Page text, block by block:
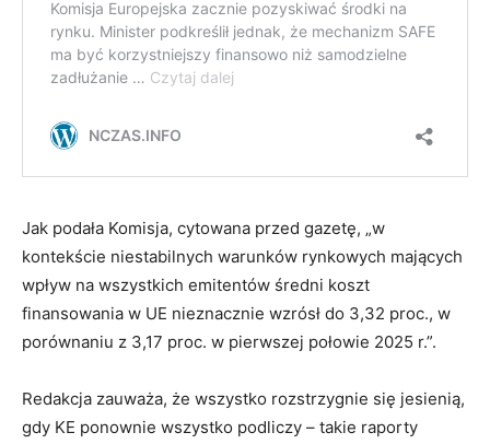
Jak podała Komisja, cytowana przed gazetę, „w
kontekście niestabilnych warunków rynkowych mających
wpływ na wszystkich emitentów średni koszt
finansowania w UE nieznacznie wzrósł do 3,32 proc., w
porównaniu z 3,17 proc. w pierwszej połowie 2025 r.”.
Redakcja zauważa, że wszystko rozstrzygnie się jesienią,
gdy KE ponownie wszystko podliczy – takie raporty